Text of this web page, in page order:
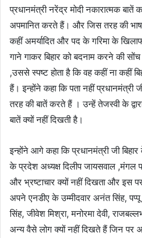
प्रधानमंत्री नरेंद्र मोदी नकारात्मक
अपमानित करते हैं। और जिस तरह की
कहीं अमर्यादित और पद के गरिमा के
गाने गाकर बिहार को बदनाम करने की
,उससे स्पष्ट होता है कि वह कहीं ना कहीं
हैं। इन्होंने कहा कि पता नहीं
तरह की बातें करते हैं । उन्हें तेजस्वी के
बातें क्यों नहीं दिखती है।
इन्होंने आगे कहा कि प्रधानमंत्री जी
के प्रदेश अध्यक्ष दिलीप जायसवाल
और भ्रष्टाचार क्यों नहीं दिखता और इस
अपने एनडीए के उम्मीदवार अनंत सिंह,
सिंह, जीवेश मिश्रा, मनोरमा देवी,
अन्य वैसे लोग क्यों नहीं दिखते हैं जिन